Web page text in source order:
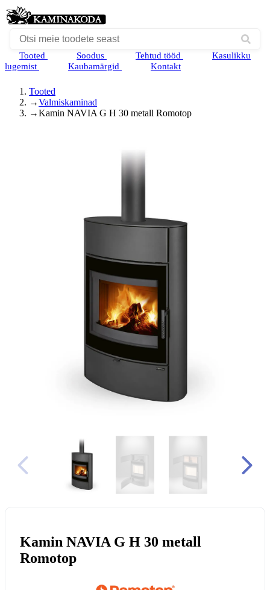
Tooted Soodus Tehtud tööd
Kasulikku
lugemist
Kaubamärgid Kontakt
Tooted
→Valmiskaminad
→Kamin NAVIA G H 30 metall Romotop
Kamin NAVIA G H 30 metall
Romotop